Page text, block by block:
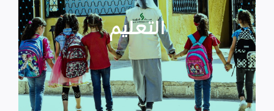
التعليم
نهدف إلى توفير مناهج التعليم غير
الرسمي وبرامج التوعية التي
تستهدف الناشئين والأطفال مما
يساهم في تعزيز السلام و دعم
الأطفال المنقطعين عن العملية